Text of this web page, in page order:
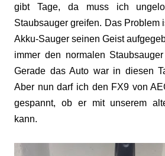
gibt Tage, da muss ich
Staubsauger greifen. Das Problem
Akku-Sauger seinen Geist
immer den normalen
Gerade das Auto war in diesen
Aber nun darf ich den FX9 von
gespannt, ob er mit unserem
kann.